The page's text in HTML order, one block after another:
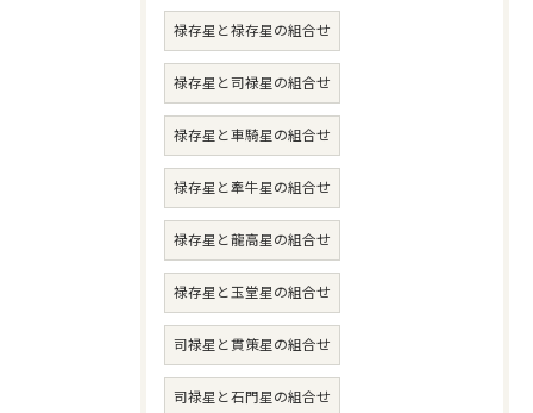
禄存星と禄存星の組合せ
禄存星と司禄星の組合せ
禄存星と車騎星の組合せ
禄存星と牽牛星の組合せ
禄存星と龍高星の組合せ
禄存星と玉堂星の組合せ
司禄星と貫策星の組合せ
司禄星と石門星の組合せ